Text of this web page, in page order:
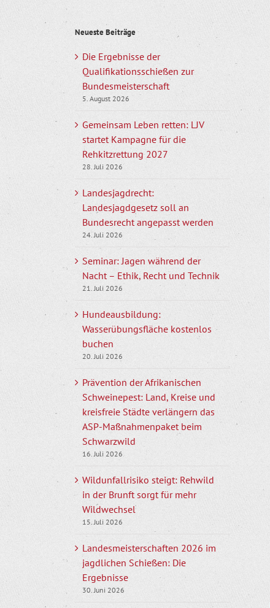
Neueste Beiträge
Die Ergebnisse der
Qualifikationsschießen zur
Bundesmeisterschaft
5. August 2026
Gemeinsam Leben retten: LJV
startet Kampagne für die
Rehkitzrettung 2027
28. Juli 2026
Landesjagdrecht:
Landesjagdgesetz soll an
Bundesrecht angepasst werden
24. Juli 2026
Seminar: Jagen während der
Nacht – Ethik, Recht und Technik
21. Juli 2026
Hundeausbildung:
Wasserübungsfläche kostenlos
buchen
20. Juli 2026
Prävention der Afrikanischen
Schweinepest: Land, Kreise und
kreisfreie Städte verlängern das
ASP-Maßnahmenpaket beim
Schwarzwild
16. Juli 2026
Wildunfallrisiko steigt: Rehwild
in der Brunft sorgt für mehr
Wildwechsel
15. Juli 2026
Landesmeisterschaften 2026 im
jagdlichen Schießen: Die
Ergebnisse
30. Juni 2026